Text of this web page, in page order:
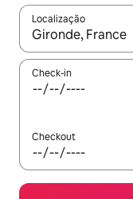
Localização
Quando os
Check-in
Checkout